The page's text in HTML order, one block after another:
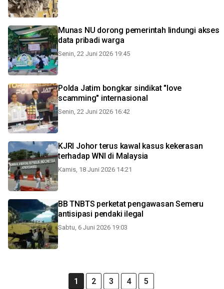
Munas NU dorong pemerintah lindungi akses
data pribadi warga
Senin, 22 Juni 2026 19:45
Polda Jatim bongkar sindikat "love
scamming" internasional
Senin, 22 Juni 2026 16:42
KJRI Johor terus kawal kasus kekerasan
terhadap WNI di Malaysia
Kamis, 18 Juni 2026 14:21
BB TNBTS perketat pengawasan Semeru
antisipasi pendaki ilegal
Sabtu, 6 Juni 2026 19:03
1 2 3 4 5